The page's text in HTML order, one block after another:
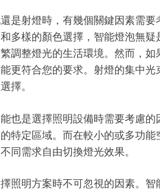
是射燈時，有幾個關鍵因素需
多樣的顏色選擇，智能燈泡無
調整燈光的生活環境。然而，
更符合您的要求。射燈的集中
擇。
也是選擇照明設備時需要考慮
特定區域。而在較小的或多功
同需求自由切換燈光效果。
照明方案時不可忽視的因素。